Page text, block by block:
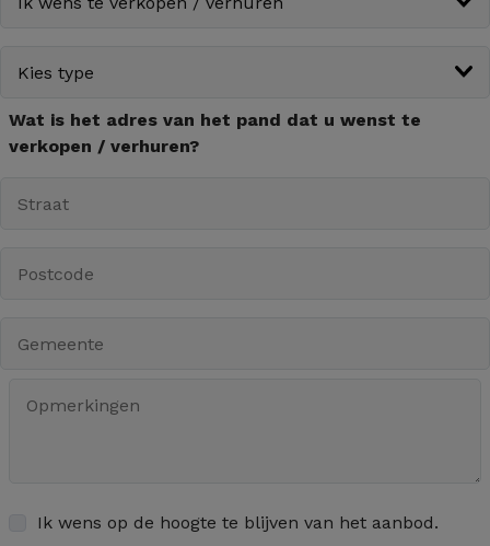
Wat is het adres van het pand dat u wenst te
verkopen / verhuren?
Ik wens op de hoogte te blijven van het aanbod.